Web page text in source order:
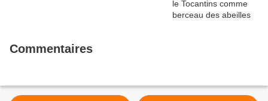
Commentaires